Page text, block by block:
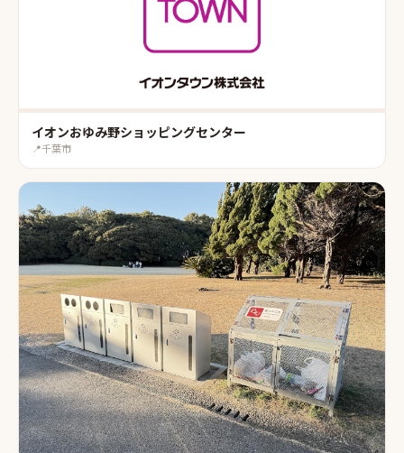
イオンおゆみ野ショッピングセンター
📍千葉市